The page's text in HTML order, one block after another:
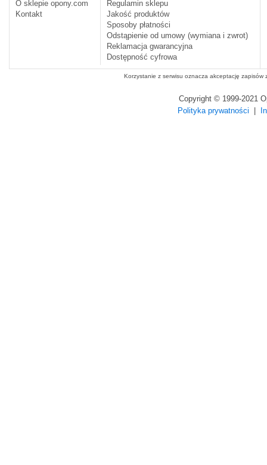
O sklepie opony.com
Kontakt
Regulamin sklepu
Jakość produktów
Sposoby płatności
Odstąpienie od umowy (wymiana i zwrot)
Reklamacja gwarancyjna
Dostępność cyfrowa
Korzystanie z serwisu oznacza akceptację zapisów
Copyright © 1999-2021
Polityka prywatności